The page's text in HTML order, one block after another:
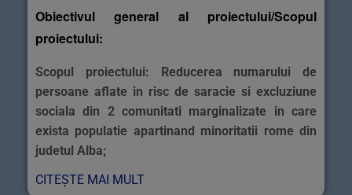
Obiectivul general al proiectului/Scopul
proiectului:
Scopul proiectului: Reducerea numarului de
persoane aflate in risc de saracie si excluziune
sociala din 2 comunitati marginalizate in care
exista populatie apartinand minoritatii rome din
judetul Alba;
CITEȘTE MAI MULT